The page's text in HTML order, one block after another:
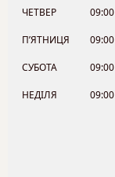
ЧЕТВЕР
П’ЯТНИЦЯ
СУБОТА
НЕДІЛЯ